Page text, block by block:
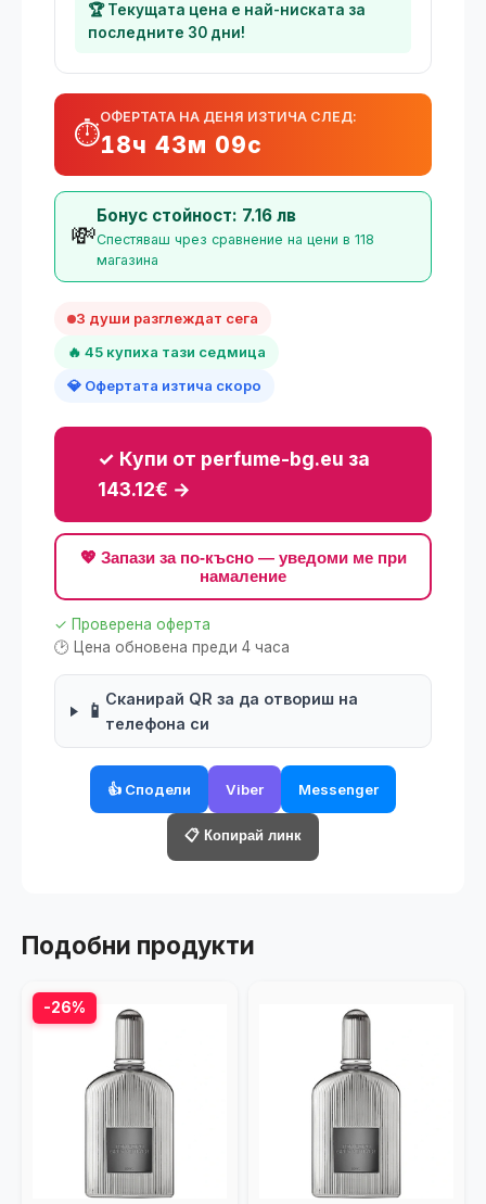
🏆 Текущата цена е най-ниската за
последните 30 дни!
⏱️
ОФЕРТАТА НА ДЕНЯ ИЗТИЧА СЛЕД:
18ч 43м 08с
💸
Бонус стойност: 7.16 лв
Спестяваш чрез сравнение на цени в 118
магазина
3 души разглеждат сега
🔥 45 купиха тази седмица
💎 Офертата изтича скоро
✓ Купи от perfume-bg.eu за
143.12€ →
💖 Запази за по-късно — уведоми ме при
намаление
✓ Проверена оферта
🕑 Цена обновена преди 4 часа
📱
Сканирай QR за да отвориш на
телефона си
👍 Сподели Viber Messenger
📋 Копирай линк
Подобни продукти
-26%